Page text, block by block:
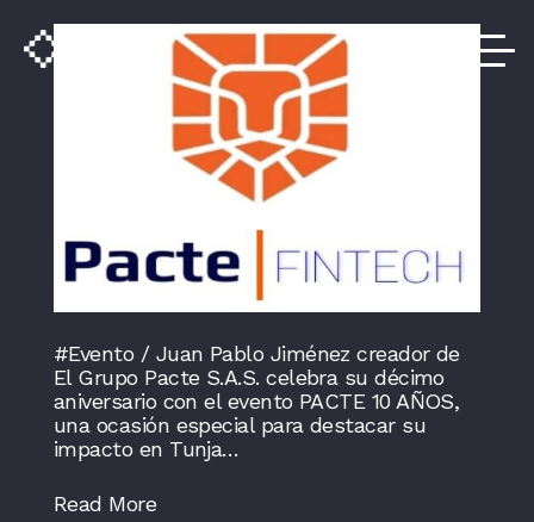
#Evento / Juan Pablo Jiménez creador de
El Grupo Pacte S.A.S. celebra su décimo
aniversario con el evento PACTE 10 AÑOS,
una ocasión especial para destacar su
impacto en Tunja…
Read More